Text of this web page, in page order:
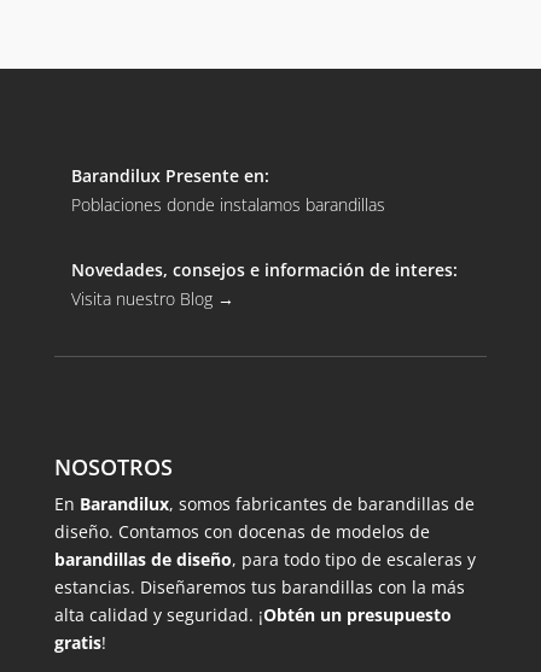
Barandilux Presente en:
Poblaciones donde instalamos barandillas
Novedades, consejos e información de interes:
Visita nuestro Blog →
NOSOTROS
En Barandilux, somos fabricantes de barandillas de
diseño. Contamos con docenas de modelos de
barandillas de diseño, para todo tipo de escaleras y
estancias. Diseñaremos tus barandillas con la más
alta calidad y seguridad. ¡Obtén un presupuesto
gratis!